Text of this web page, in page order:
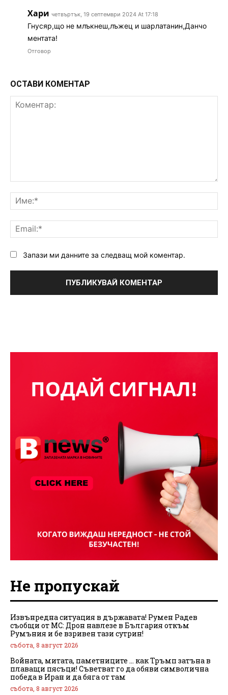
Хари четвъртък, 19 септември 2024 At 17:18
Гнусяр,що не млъкнеш,лъжец и шарлатанин,Данчо
ментата!
Отговор
ОСТАВИ КОМЕНТАР
Запази ми данните за следващ мой коментар.
Не пропускай
Извънредна ситуация в държавата! Румен Радев
съобщи от МС: Дрон навлезе в България откъм
Румъния и бе взривен тази сутрин!
събота, 8 август 2026
Войната, митата, паметниците … как Тръмп затъна в
плаващи пясъци! Съветват го да обяви символична
победа в Иран и да бяга от там
събота, 8 август 2026